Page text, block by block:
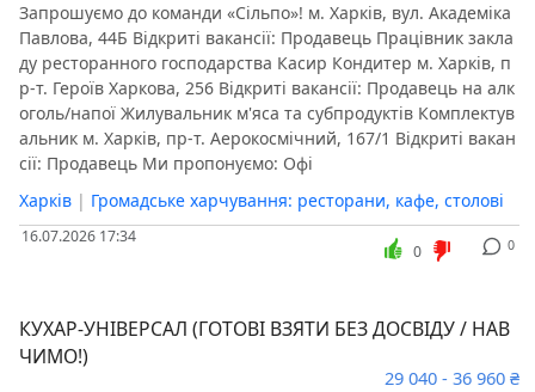
Запрошуємо до команди «Сільпо»! м. Харків, вул. Академіка
Павлова, 44Б Відкриті вакансії: Продавець Працівник закла
ду ресторанного господарства Касир Кондитер м. Харків, п
р-т. Героїв Харкова, 256 Відкриті вакансії: Продавець на алк
оголь/напої Жилувальник м'яса та субпродуктів Комплектув
альник м. Харків, пр-т. Аерокосмічний, 167/1 Відкриті вакан
сії: Продавець Ми пропонуємо: Офі
Харків | Громадське харчування: ресторани, кафе, столові
16.07.2026 17:34 0
0
КУХАР-УНІВЕРСАЛ (ГОТОВІ ВЗЯТИ БЕЗ ДОСВІДУ / НАВ
ЧИМО!)
29 040 - 36 960 ₴